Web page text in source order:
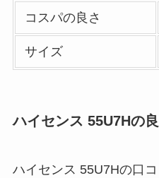
コスパの良さ
サイズ
ハイセンス 55U7Hの
ハイセンス 55U7Hの口